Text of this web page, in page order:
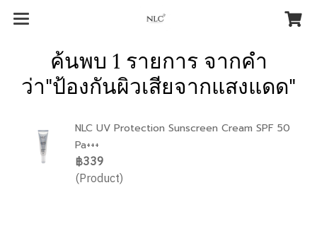
ค้นพบ 1 รายการ จากคำ
ว่า"ป้องกันผิวเสียจากแสงแดด"
NLC UV Protection Sunscreen Cream SPF 50
Pa+++
฿339
(Product)